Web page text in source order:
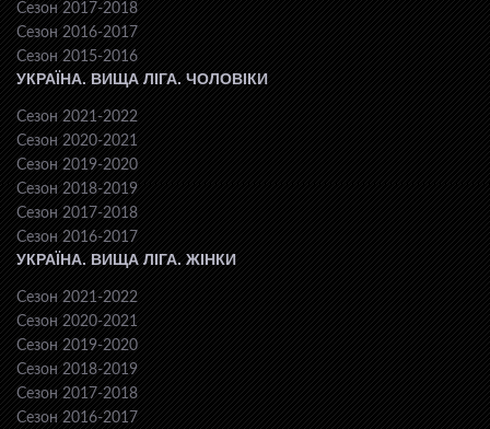
Сезон 2017-2018
Сезон 2016-2017
Сезон 2015-2016
УКРАЇНА. ВИЩА ЛІГА. ЧОЛОВІКИ
Сезон 2021-2022
Сезон 2020-2021
Сезон 2019-2020
Сезон 2018-2019
Сезон 2017-2018
Сезон 2016-2017
УКРАЇНА. ВИЩА ЛІГА. ЖІНКИ
Сезон 2021-2022
Сезон 2020-2021
Сезон 2019-2020
Сезон 2018-2019
Сезон 2017-2018
Сезон 2016-2017